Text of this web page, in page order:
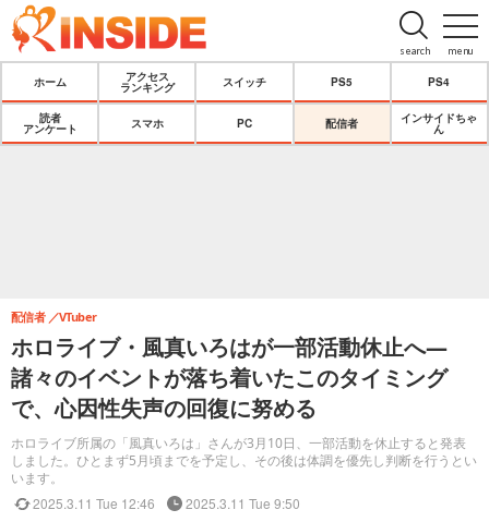
menu
search
ホーム
アクセス
ランキング
スイッチ PS5 PS4
読者
アンケート
スマホ PC 配信者
インサイドちゃ
ん
ホロライブ・風真いろはが一部活動休止へ―
諸々のイベントが落ち着いたこのタイミング
で、心因性失声の回復に努める
ホロライブ所属の「風真いろは」さんが3月10日、一部活動を休止すると発表
しました。ひとまず5月頃までを予定し、その後は体調を優先し判断を行うとい
います。
配信者 VTuber
2025.3.11 Tue 12:46 2025.3.11 Tue 9:50